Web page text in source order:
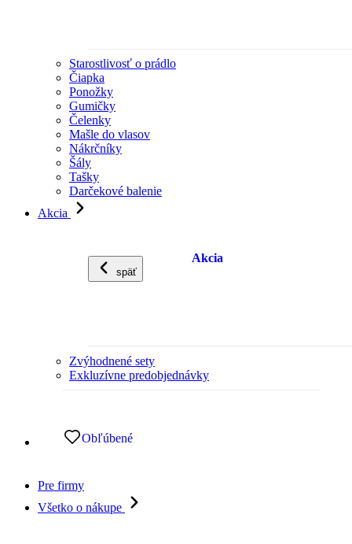
Starostlivosť o prádlo
Čiapka
Ponožky
Gumičky
Čelenky
Mašle do vlasov
Nákrčníky
Šály
Tašky
Darčekové balenie
Akcia
späť
Akcia
Zvýhodnené sety
Exkluzívne predobjednávky
Obľúbené
Pre firmy
Všetko o nákupe